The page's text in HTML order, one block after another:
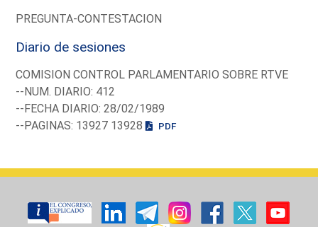
PREGUNTA-CONTESTACION
Diario de sesiones
COMISION CONTROL PARLAMENTARIO SOBRE RTVE
--NUM. DIARIO: 412
--FECHA DIARIO: 28/02/1989
--PAGINAS: 13927 13928
PDF